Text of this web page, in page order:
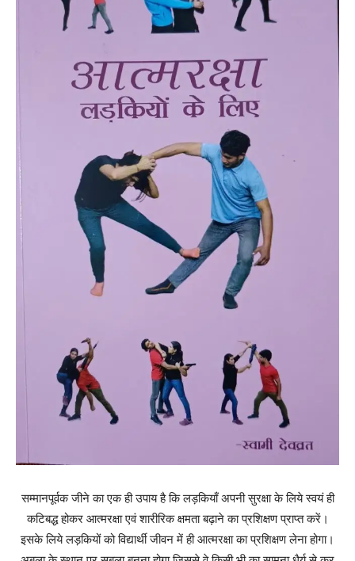
सम्मानपूर्वक जीने का एक ही उपाय है कि लड़कियाँ अपनी सुरक्षा के लिये स्वयं ही
कटिबद्ध होकर आत्मरक्षा एवं शारीरिक क्षमता बढ़ाने का प्रशिक्षण प्राप्त करें।
इसके लिये लड़कियों को विद्यार्थी जीवन में ही आत्मरक्षा का प्रशिक्षण लेना होगा।